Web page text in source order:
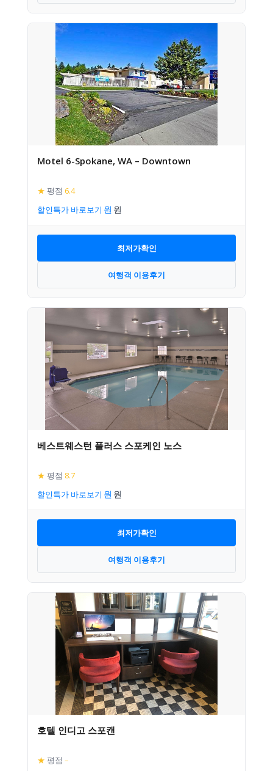
Motel 6-Spokane, WA – Downtown
★ 평점 6.4
할인특가 바로보기
최저가확인
여행객 이용후기
베스트웨스턴 플러스 스포케인 노스
★ 평점 8.7
할인특가 바로보기
최저가확인
여행객 이용후기
호텔 인디고 스포캔
★ 평점 –